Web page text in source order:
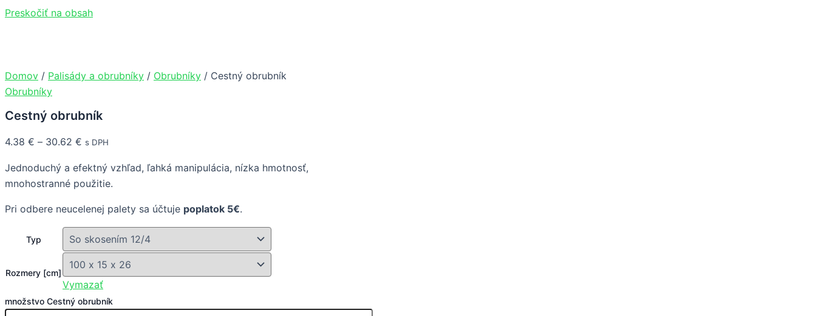
Preskočiť na obsah
Domov / Palisády a obrubníky / Obrubníky / Cestný obrubník
Obrubníky
Cestný obrubník
4.38 € – 30.62 € s DPH
Jednoduchý a efektný vzhľad, ľahká manipulácia, nízka hmotnosť,
mnohostranné použitie.
Pri odbere neucelenej palety sa účtuje poplatok 5€.
Typ
Rozmery [cm]
Vymazať
množstvo Cestný obrubník